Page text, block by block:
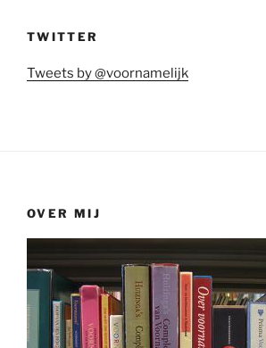
TWITTER
Tweets by @voornamelijk
OVER MIJ